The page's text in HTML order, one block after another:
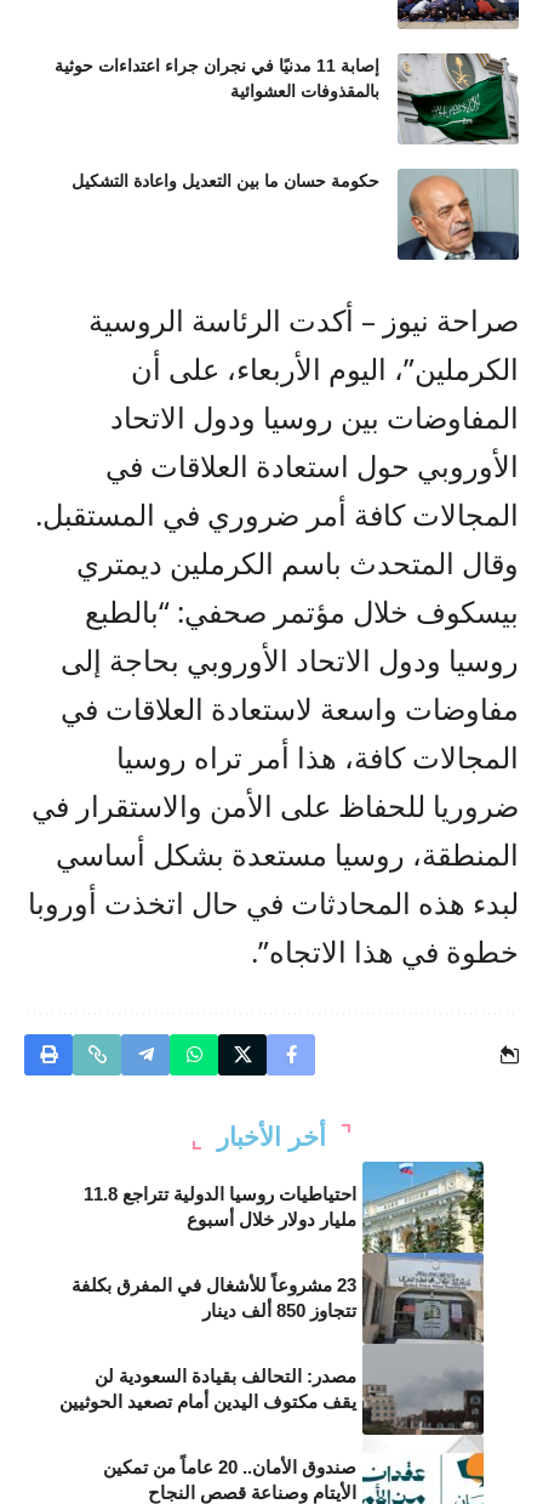
إصابة 11 مدنيًا في نجران جراء اعتداءات حوثية
بالمقذوفات العشوائية
حكومة حسان ما بين التعديل واعادة التشكيل
صراحة نيوز – أكدت الرئاسة الروسية
الكرملين”، اليوم الأربعاء، على أن
المفاوضات بين روسيا ودول الاتحاد
الأوروبي حول استعادة العلاقات في
المجالات كافة أمر ضروري في المستقبل.
وقال المتحدث باسم الكرملين ديمتري
بيسكوف خلال مؤتمر صحفي: “بالطبع
روسيا ودول الاتحاد الأوروبي بحاجة إلى
مفاوضات واسعة لاستعادة العلاقات في
المجالات كافة، هذا أمر تراه روسيا
ضروريا للحفاظ على الأمن والاستقرار في
المنطقة، روسيا مستعدة بشكل أساسي
لبدء هذه المحادثات في حال اتخذت أوروبا
خطوة في هذا الاتجاه”.
أخر الأخبار
احتياطيات روسيا الدولية تتراجع 11.8
مليار دولار خلال أسبوع
23 مشروعاً للأشغال في المفرق بكلفة
تتجاوز 850 ألف دينار
مصدر: التحالف بقيادة السعودية لن
يقف مكتوف اليدين أمام تصعيد الحوثيين
صندوق الأمان.. 20 عاماً من تمكين
الأيتام وصناعة قصص النجاح